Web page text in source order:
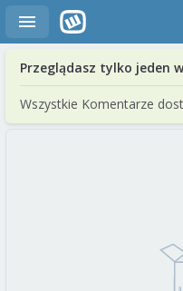
Przeglądasz tylko jeden
Wszystkie Komentarze